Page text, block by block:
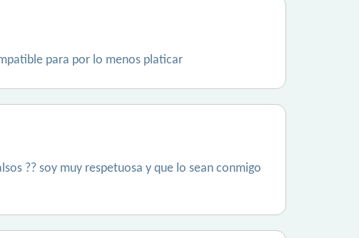
para por lo menos platicar
?? soy muy respetuosa y que lo sean conmigo